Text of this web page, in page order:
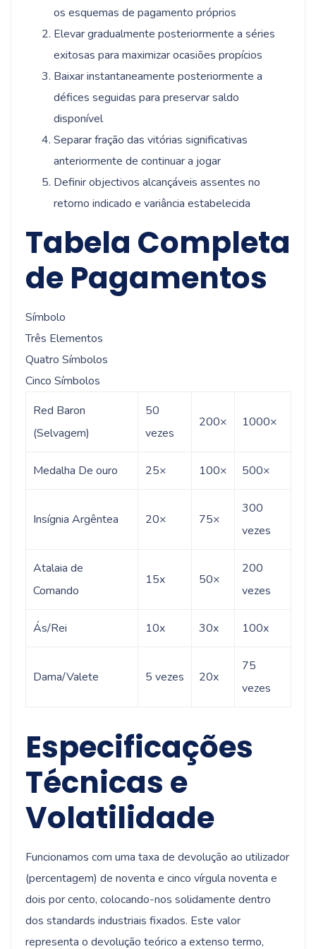
os esquemas de pagamento próprios
Elevar gradualmente posteriormente a séries
exitosas para maximizar ocasiões propícios
Baixar instantaneamente posteriormente a
défices seguidas para preservar saldo
disponível
Separar fração das vitórias significativas
anteriormente de continuar a jogar
Definir objectivos alcançáveis assentes no
retorno indicado e variância estabelecida
Tabela Completa
de Pagamentos
Símbolo
Três Elementos
Quatro Símbolos
Cinco Símbolos
Red Baron
(Selvagem)
50
vezes
200× 1000×
Medalha De ouro 25× 100× 500×
Insígnia Argêntea 20× 75×
300
vezes
Atalaia de
Comando
15x 50×
200
vezes
Ás/Rei 10x 30x 100x
Dama/Valete 5 vezes 20x
75
vezes
Especificações
Técnicas e
Volatilidade
Funcionamos com uma taxa de devolução ao utilizador
(percentagem) de noventa e cinco vírgula noventa e
dois por cento, colocando-nos solidamente dentro
dos standards industriais fixados. Este valor
representa o devolução teórico a extenso termo,